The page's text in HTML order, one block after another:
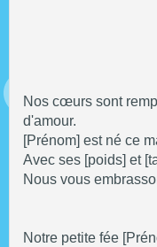
Nos cœurs sont
d'amour.
[Prénom] est né ce
Avec ses [poids] et
Nous vous
Notre petite fée